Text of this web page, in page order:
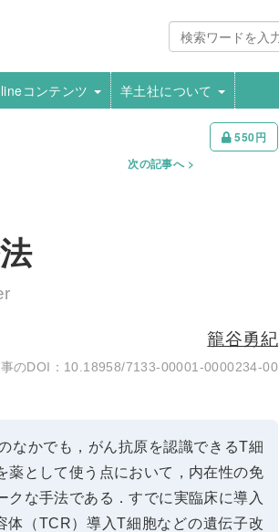
コンテンツ 羊土社について
550円
次の記事へ
籠谷勇紀
10.18958/7133-00001-0000234-00
なかでも，がん抗原を認識できるT細
薬として使う点において，内在性の免
な手法である．すでに実臨床に導入
体（TCR）導入T細胞などの遺伝子改